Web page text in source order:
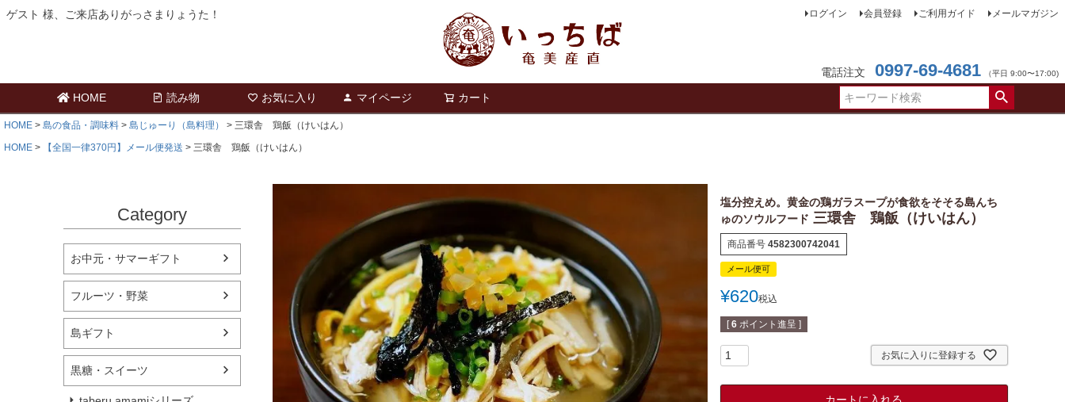
ゲスト 様、ご来店ありがっさまりょうた！ ログイン 会員登録 ご利用ガイド メールマガジン
電話注文 0997-69-4681 （平日 9:00〜17:00)
HOME 読み物 お気に入り マイページ カート
HOME 島の食品・調味料 島じゅーり（島料理）
三環舎 鶏飯（けいはん）
HOME
【全国一律370円】メール便発送 三環舎 鶏飯（けいはん）
Category
お中元・サマーギフト
フルーツ・野菜
島ギフト
黒糖・スイーツ
塩分控えめ。黄金の鶏ガラスープが食欲をそそる島んち
ゅのソウルフード 三環舎 鶏飯（けいはん）
商品番号 4582300742041
メール便可
¥620税込
[ 6 ポイント進呈 ]
お気に入りに登録する